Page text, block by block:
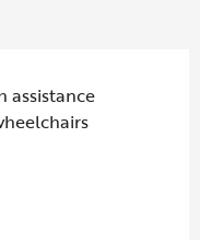
assistance